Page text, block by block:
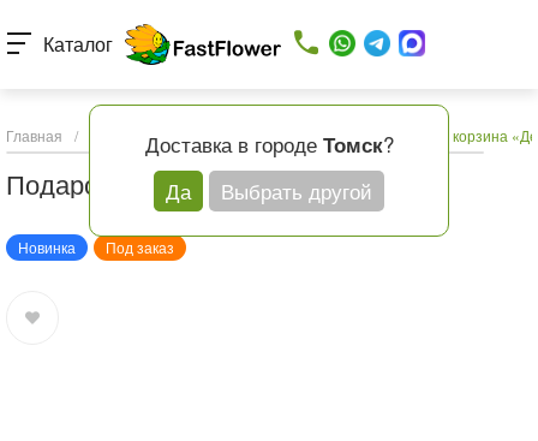
Доставка в городе Томск?
Да
Выбрать другой
Каталог
Главная / Каталог товаров День рождения Подарочная корзина
Подарочная корзина «Детская»
Новинка Под заказ